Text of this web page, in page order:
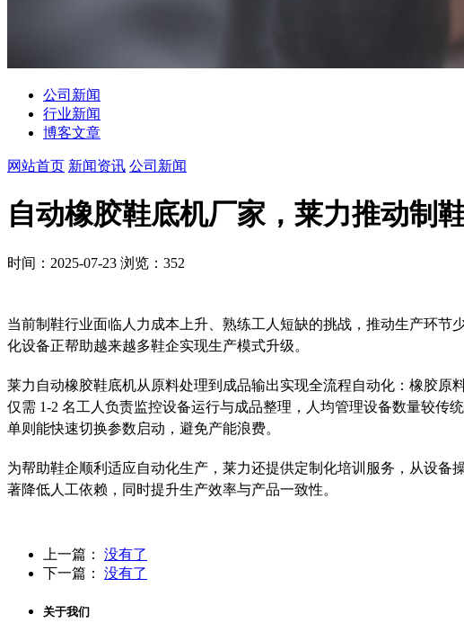
公司新闻
行业新闻
博客文章
网站首页 新闻资讯 公司新闻
自动橡胶鞋底机厂家，莱力推动制
时间：2025-07-23 浏览：352
当前制鞋行业面临人力成本上升、熟练工人短缺的挑战，推动生产环节
化设备正帮助越来越多鞋企实现生产模式升级。
莱力自动橡胶鞋底机从原料处理到成品输出实现全流程自动化：橡胶原
仅需 1-2 名工人负责监控设备运行与成品整理，人均管理设备数量较传
单则能快速切换参数启动，避免产能浪费。
为帮助鞋企顺利适应自动化生产，莱力还提供定制化培训服务，从设
著降低人工依赖，同时提升生产效率与产品一致性。
上一篇：
没有了
下一篇：
没有了
关于我们